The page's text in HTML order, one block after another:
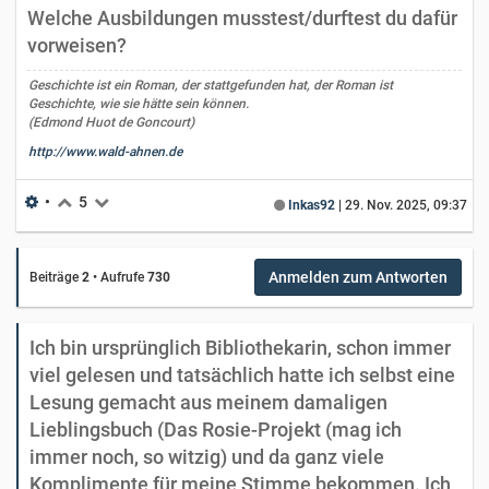
Welche Ausbildungen musstest/durftest du dafür
vorweisen?
Geschichte ist ein Roman, der stattgefunden hat, der Roman ist
Geschichte, wie sie hätte sein können.
(Edmond Huot de Goncourt)
http://www.wald-ahnen.de
Inkas92 29. Nov. 2025, 09:37
• 5
Beiträge 2 • Aufrufe 730 Anmelden zum Antworten
Ich bin ursprünglich Bibliothekarin, schon immer
viel gelesen und tatsächlich hatte ich selbst eine
Lesung gemacht aus meinem damaligen
Lieblingsbuch (Das Rosie-Projekt (mag ich
immer noch, so witzig) und da ganz viele
Komplimente für meine Stimme bekommen. Ich